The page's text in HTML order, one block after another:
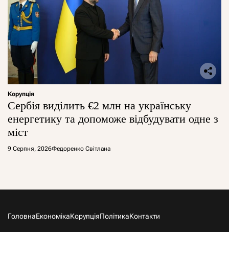
Корупція
Сербія виділить €2 млн на українську
енергетику та допоможе відбудувати одне з
міст
9 Серпня, 2026Федоренко Світлана
ГоловнаЕкономікаКорупціяПолітикаКонтакти